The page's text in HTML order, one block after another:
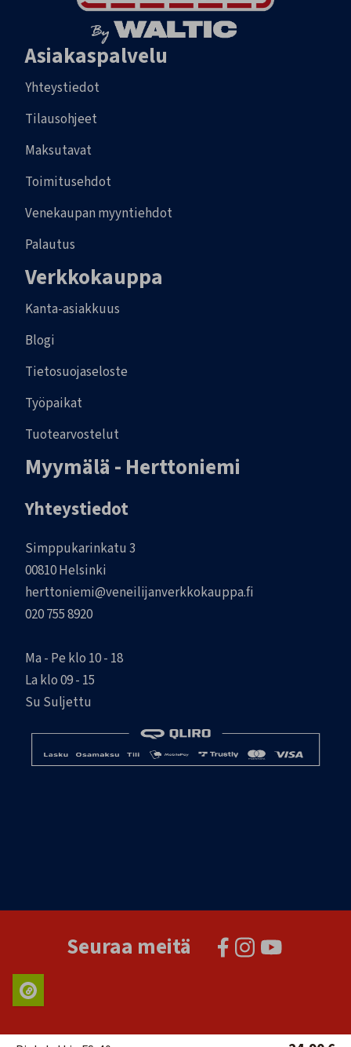
Asiakaspalvelu
Yhteystiedot
Tilausohjeet
Maksutavat
Toimitusehdot
Venekaupan myyntiehdot
Palautus
Verkkokauppa
Kanta-asiakkuus
Blogi
Tietosuojaseloste
Työpaikat
Tuotearvostelut
Myymälä - Herttoniemi
Yhteystiedot
Simppukarinkatu 3
00810 Helsinki
herttoniemi@veneilijanverkkokauppa.fi
020 755 8920
Ma - Pe klo 10 - 18
La klo 09 - 15
Su Suljettu
Seuraa meitä